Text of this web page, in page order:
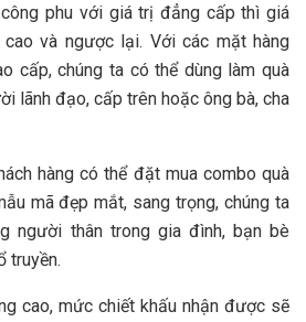
phu với giá trị đẳng cấp thì giá
và ngược lại. Với các mặt hàng
cấp, chúng ta có thể dùng làm quà
lãnh đạo, cấp trên hoặc ông bà, cha
hàng có thể đặt mua combo quà
mã đẹp mắt, sang trọng, chúng ta
người thân trong gia đình, bạn bè
truyền.
cao, mức chiết khấu nhận được sẽ